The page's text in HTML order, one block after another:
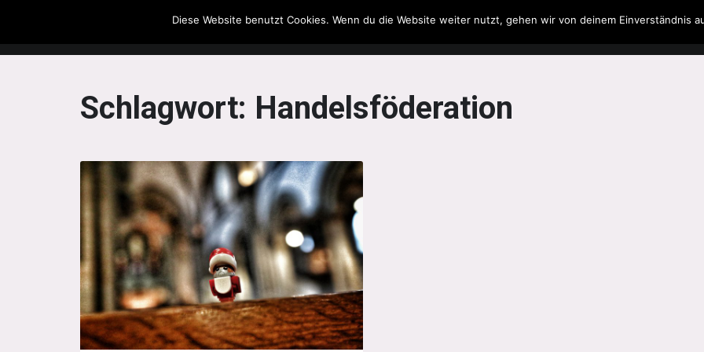
The Howling Men Filme & Serien Musik Spielzeug Literatur
Schlagwort: Handelsföderation
Diese Website benutzt Cookies. Wenn du die Website weiter nutzt, gehen wir von deinem Einverständnis